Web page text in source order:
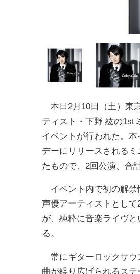
本日2月10日（土）東
ティスト・下野 紘の1st
イベントが行われた。
デーにリリースされる
たもので、2回公演、合
イベント内で初の解禁
声優アーティストとし
が、純粋に音楽ライヴ
る。
常にギターロックサウ
曲が繰り広げられるス